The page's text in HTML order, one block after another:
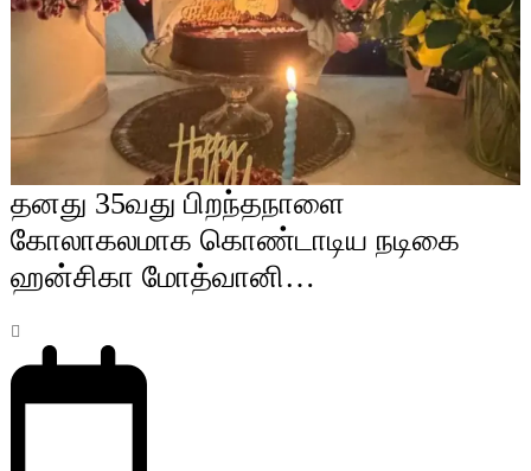
தனது 35வது பிறந்தநாளை
கோலாகலமாக கொண்டாடிய நடிகை
ஹன்சிகா மோத்வானி…